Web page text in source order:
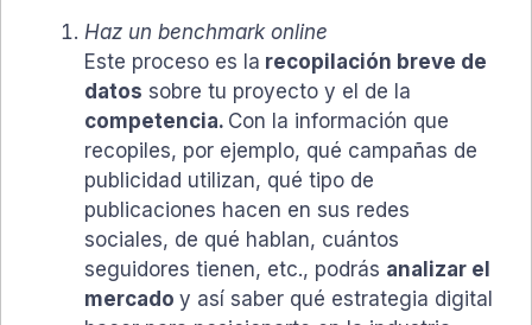
Haz un benchmark online
Este proceso es la recopilación breve de
datos sobre tu proyecto y el de la
competencia. Con la información que
recopiles, por ejemplo, qué campañas de
publicidad utilizan, qué tipo de
publicaciones hacen en sus redes
sociales, de qué hablan, cuántos
seguidores tienen, etc., podrás analizar el
mercado y así saber qué estrategia digital